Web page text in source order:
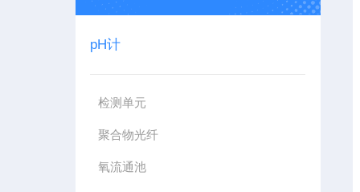
pH计
检测单元
聚合物光纤
氧流通池